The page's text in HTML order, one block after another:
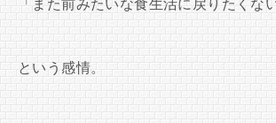
「また前みたいな食生活に戻りたくない
という感情。